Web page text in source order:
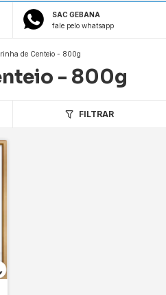
SAC GEBANA
fale pelo whatsapp
de Centeio - 800g
- 800g
FILTRAR